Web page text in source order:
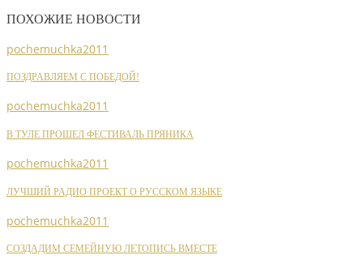
ПОХОЖИЕ НОВОСТИ
pochemuchka2011
ПОЗДРАВЛЯЕМ С ПОБЕДОЙ!
pochemuchka2011
В ТУЛЕ ПРОШЕЛ ФЕСТИВАЛЬ ПРЯНИКА
pochemuchka2011
ЛУЧШИЙ РАДИО ПРОЕКТ О РУССКОМ ЯЗЫКЕ
pochemuchka2011
СОЗДАДИМ СЕМЕЙНУЮ ЛЕТОПИСЬ ВМЕСТЕ